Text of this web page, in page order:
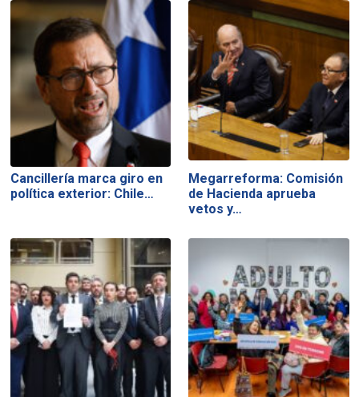
Cancillería marca giro en
política exterior: Chile…
Megarreforma: Comisión
de Hacienda aprueba
vetos y…